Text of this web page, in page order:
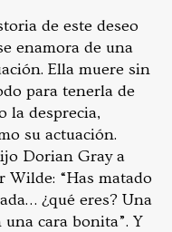
de este deseo
enamora de una
Ella muere sin
para tenerla de
la desprecia,
su actuación.
Dorian Gray a
Wilde: “Has matado
¿qué eres? Una
cara bonita”. Y